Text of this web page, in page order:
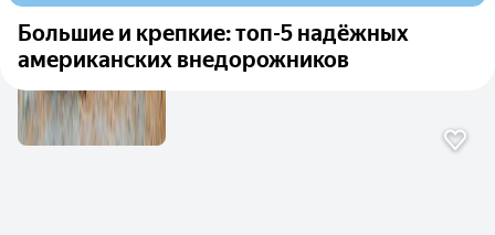
Большие и крепкие: топ-5 надёжных
американских внедорожников